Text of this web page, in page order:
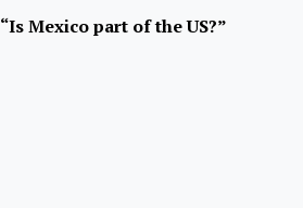
“Is Mexico part of the US?”